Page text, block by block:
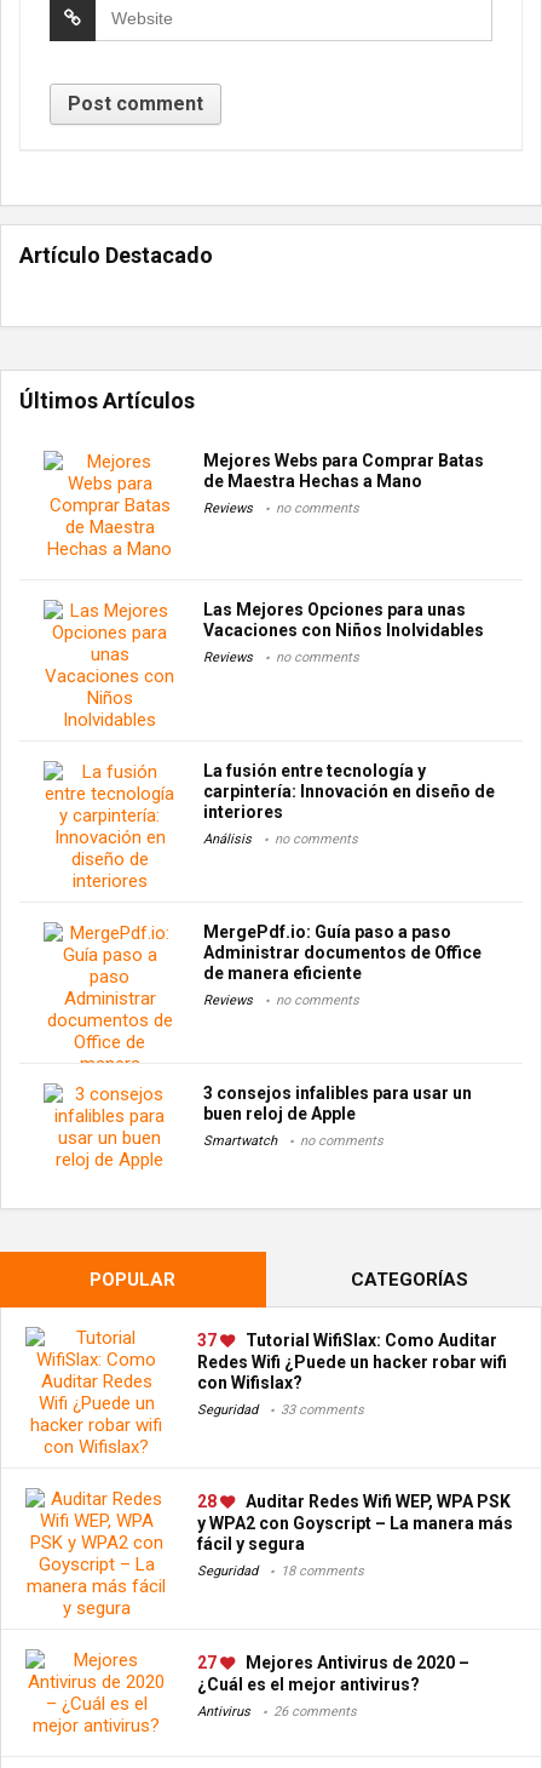
Artículo Destacado
Últimos Artículos
Mejores Webs para Comprar Batas
de Maestra Hechas a Mano
Reviews no comments
Las Mejores Opciones para unas
Vacaciones con Niños Inolvidables
Reviews no comments
La fusión entre tecnología y
carpintería: Innovación en diseño de
interiores
Análisis no comments
MergePdf.io: Guía paso a paso
Administrar documentos de Office
de manera eficiente
Reviews no comments
3 consejos infalibles para usar un
buen reloj de Apple
Smartwatch no comments
POPULAR CATEGORÍAS
37
Tutorial WifiSlax: Como Auditar
Redes Wifi ¿Puede un hacker robar wifi
con Wifislax?
Seguridad 33 comments
28
Auditar Redes Wifi WEP, WPA PSK
y WPA2 con Goyscript – La manera más
fácil y segura
Seguridad 18 comments
27
Mejores Antivirus de 2020 –
¿Cuál es el mejor antivirus?
Antivirus 26 comments